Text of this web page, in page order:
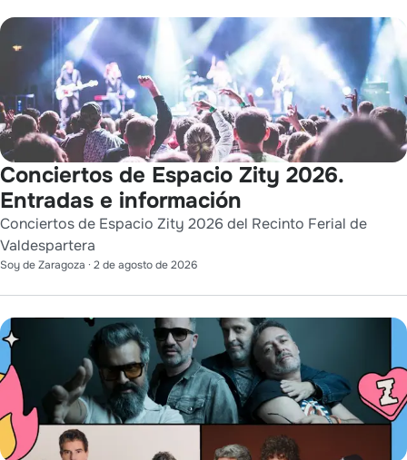
Conciertos de Espacio Zity 2026.
Entradas e información
Conciertos de Espacio Zity 2026 del Recinto Ferial de
Valdespartera
Soy de Zaragoza · 2 de agosto de 2026